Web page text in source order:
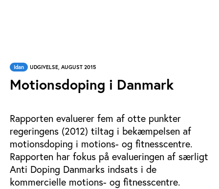
Idan UDGIVELSE, AUGUST 2015
Motionsdoping i Danmark
Rapporten evaluerer fem af otte punkter
regeringens (2012) tiltag i bekæmpelsen af
motionsdoping i motions- og fitnesscentre.
Rapporten har fokus på evalueringen af særligt
Anti Doping Danmarks indsats i de
kommercielle motions- og fitnesscentre.